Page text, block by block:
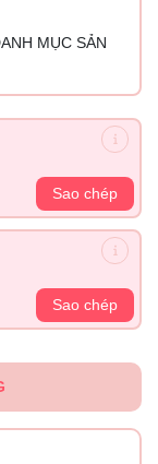
MỤC SẢN
Sao chép
Sao chép